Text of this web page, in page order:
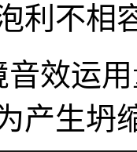
利不相
音效运
产生坍